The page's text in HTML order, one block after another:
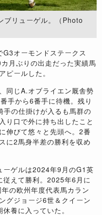
ブリューゲル。（Photo
オーモンドステークス
月ぶりの出走だった実績馬
ピールした。
同じA.オブライエン厩舎勢
手から6番手に待機。残り
の仕掛けが入るも馬群の
り口で外に持ち出したこと
伸びて悠々と先頭へ。2番
に2馬身半差の勝利を収め
ゲルは2024年9月のG1英
えて勝利。2025年6月に
の欧州年度代表馬カラン
グジョージ6世＆クイーン
養に入っていた。